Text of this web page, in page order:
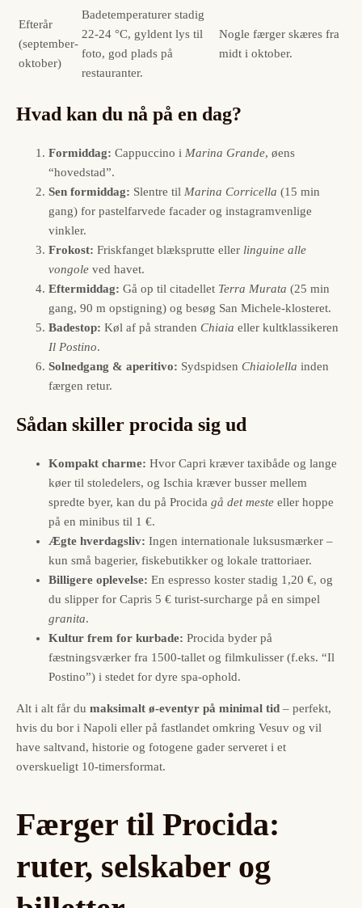
Efterår
(september-
oktober)
Badetemperaturer stadig
22-24 °C, gyldent lys til
foto, god plads på
restauranter.
Nogle færger skæres fra
midt i oktober.
Hvad kan du nå på en dag?
Formiddag: Cappuccino i Marina Grande, øens
“hovedstad”.
Sen formiddag: Slentre til Marina Corricella (15 min
gang) for pastelfarvede facader og instagramvenlige
vinkler.
Frokost: Friskfanget blæksprutte eller linguine alle
vongole ved havet.
Eftermiddag: Gå op til citadellet Terra Murata (25 min
gang, 90 m opstigning) og besøg San Michele-klosteret.
Badestop: Køl af på stranden Chiaia eller kultklassikeren
Il Postino.
Solnedgang & aperitivo: Sydspidsen Chiaiolella inden
færgen retur.
Sådan skiller procida sig ud
Kompakt charme: Hvor Capri kræver taxibåde og lange
køer til stoledelers, og Ischia kræver busser mellem
spredte byer, kan du på Procida gå det meste eller hoppe
på en minibus til 1 €.
Ægte hverdagsliv: Ingen internationale luksusmærker –
kun små bagerier, fiskebutikker og lokale trattoriaer.
Billigere oplevelse: En espresso koster stadig 1,20 €, og
du slipper for Capris 5 € turist-surcharge på en simpel
granita.
Kultur frem for kurbade: Procida byder på
fæstningsværker fra 1500-tallet og filmkulisser (f.eks. “Il
Postino”) i stedet for dyre spa-ophold.
Alt i alt får du maksimalt ø-eventyr på minimal tid – perfekt,
hvis du bor i Napoli eller på fastlandet omkring Vesuv og vil
have saltvand, historie og fotogene gader serveret i et
overskueligt 10-timersformat.
Færger til Procida:
ruter, selskaber og